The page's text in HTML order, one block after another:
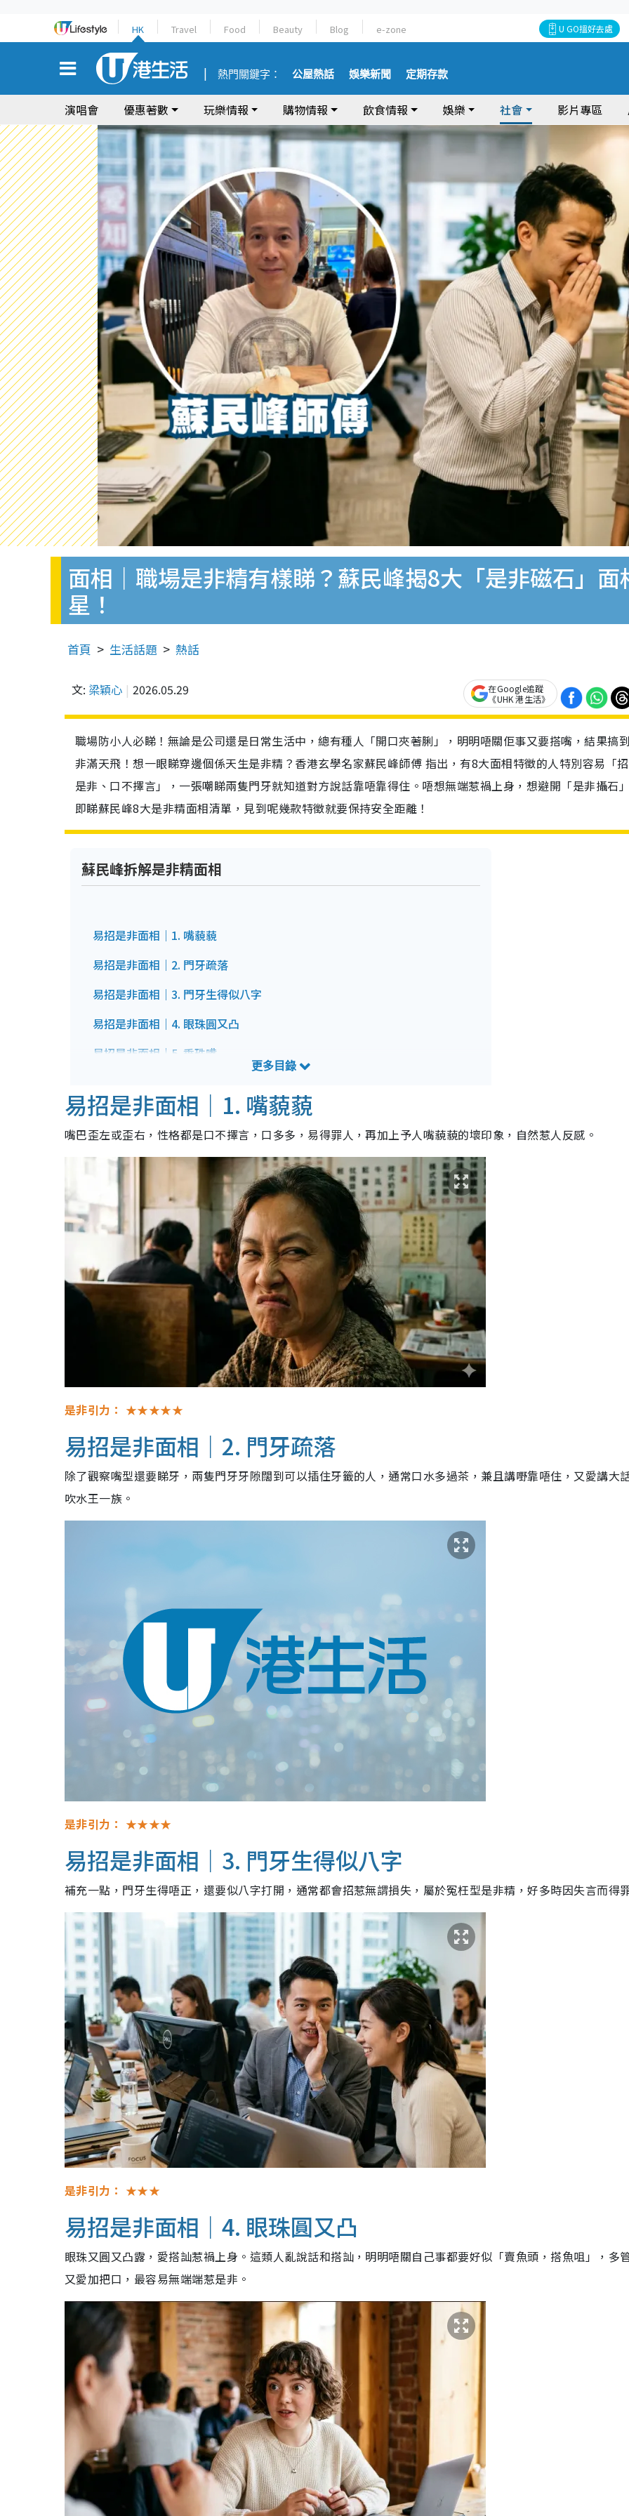
HK Travel Food Beauty Blog e-zone U GO搵好去處
熱門關鍵字： 公屋熱話 娛樂新聞 定期存款
演唱會 優惠著數 玩樂情報 購物情報 飲食情報 娛樂 社會 影片專區
面相｜職場是非精有樣睇？蘇民峰揭8大「是非磁石」
星！
首頁 生活話題 熱話
文: 梁穎心 2026.05.29
在Google追蹤
《UHK 港生活》
職場防小人必睇！無論是公司還是日常生活中，總有種人「開口夾著脷」，明明唔關佢事又要搭嘴，結果搞
非滿天飛！想一眼睇穿邊個係天生是非精？香港玄學名家蘇民峰師傅 指出，有8大面相特徵的人特別容易「
是非、口不擇言」，一張嘲睇兩隻門牙就知道對方說話靠唔靠得住。唔想無端惹禍上身，想避開「是非攝石
即睇蘇民峰8大是非精面相清單，見到呢幾款特徵就要保持安全距離！
蘇民峰拆解是非精面相
易招是非面相｜1. 嘴藐藐
易招是非面相｜2. 門牙疏落
易招是非面相｜3. 門牙生得似八字
易招是非面相｜4. 眼珠圓又凸
易招是非面相｜5. 垂珠嘴
易招是非面相｜7. 吹火嘴型
易招是非面相｜8. 倒夾牙
易招是非面相｜1. 嘴藐藐
嘴巴歪左或歪右，性格都是口不擇言，口多多，易得罪人，再加上予人嘴藐藐的壞印象，自然惹人反感。
是非引力： ★★★★★
易招是非面相｜2. 門牙疏落
除了觀察嘴型還要睇牙，兩隻門牙牙隙闊到可以插住牙籤的人，通常口水多過茶，兼且講嘢靠唔住，又愛講大
吹水王一族。
是非引力： ★★★★
易招是非面相｜3. 門牙生得似八字
補充一點，門牙生得唔正，還要似八字打開，通常都會招惹無謂損失，屬於冤枉型是非精，好多時因失言而得
是非引力： ★★★
易招是非面相｜4. 眼珠圓又凸
眼珠又圓又凸露，愛搭訕惹禍上身。這類人亂說話和搭訕，明明唔關自己事都要好似「賣魚頭，搭魚咀」，多
又愛加把口，最容易無端端惹是非。